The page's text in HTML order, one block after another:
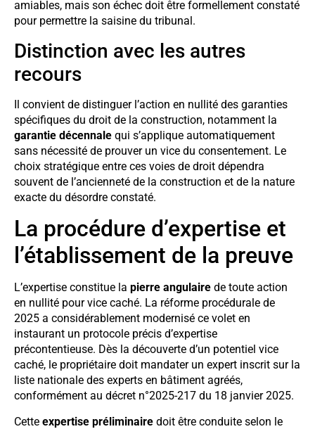
amiables, mais son échec doit être formellement constaté
pour permettre la saisine du tribunal.
Distinction avec les autres
recours
Il convient de distinguer l’action en nullité des garanties
spécifiques du droit de la construction, notamment la
garantie décennale qui s’applique automatiquement
sans nécessité de prouver un vice du consentement. Le
choix stratégique entre ces voies de droit dépendra
souvent de l’ancienneté de la construction et de la nature
exacte du désordre constaté.
La procédure d’expertise et
l’établissement de la preuve
L’expertise constitue la pierre angulaire de toute action
en nullité pour vice caché. La réforme procédurale de
2025 a considérablement modernisé ce volet en
instaurant un protocole précis d’expertise
précontentieuse. Dès la découverte d’un potentiel vice
caché, le propriétaire doit mandater un expert inscrit sur la
liste nationale des experts en bâtiment agréés,
conformément au décret n°2025-217 du 18 janvier 2025.
Cette expertise préliminaire doit être conduite selon le